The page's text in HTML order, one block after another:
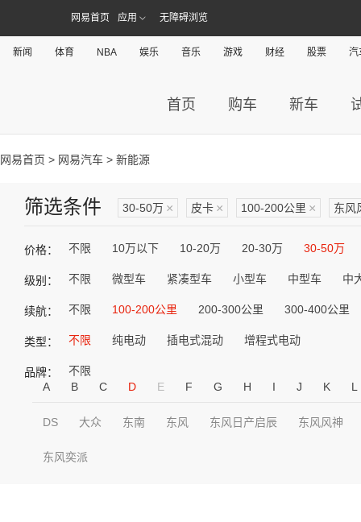
网易首页 应用 无障碍浏览
新闻 体育 NBA 娱乐 音乐 游戏 财经 股票 汽
首页 购车 新车
网易首页 > 网易汽车 > 新能源
筛选条件 30-50万 × 皮卡 × 100-200公里 × 东风
价格： 不限 10万以下 10-20万 20-30万 30-50万
级别： 不限 微型车 紧凑型车 小型车 中型车 中
续航： 不限 100-200公里 200-300公里 300-400公里
类型： 不限 纯电动 插电式混动 增程式电动
品牌：
不限
A
B C D E F G H I J K L
DS 大众 东南 东风 东风日产启辰 东风风神
东风奕派